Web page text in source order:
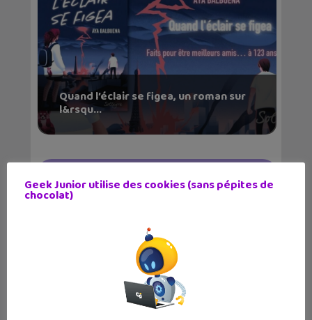
Quand l’éclair se figea, un roman sur
l&rsqu...
Tuto Coding : l’art génératif avec
Geek Junior utilise des cookies (sans pépites de
chocolat)